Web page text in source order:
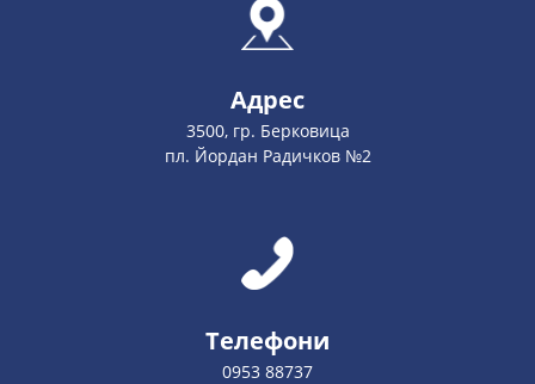
Адрес
3500, гр. Берковица
пл. Йордан Радичков №2
Телефони
0953 88737